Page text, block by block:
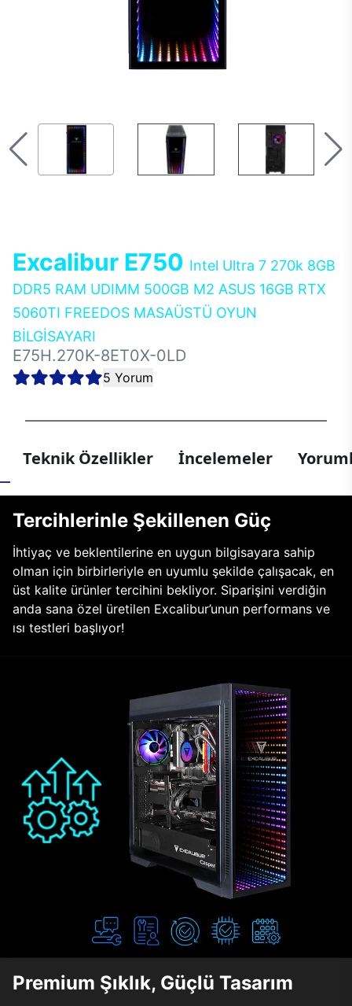
Excalibur E750 Intel Ultra 7 270k 8GB
DDR5 RAM UDIMM 500GB M2 ASUS 16GB RTX
5060TI FREEDOS MASAÜSTÜ OYUN
BİLGİSAYARI
E75H.270K-8ET0X-0LD
5 Yorum
Teknik Özellikler İncelemeler
Tercihlerinle Şekillenen Güç
İhtiyaç ve beklentilerine en uygun bilgisayara sahip
olman için birbirleriyle en uyumlu şekilde çalışacak, en
üst kalite ürünler tercihini bekliyor. Siparişini verdiğin
anda sana özel üretilen Excalibur’unun performans ve
ısı testleri başlıyor!
Premium Şıklık, Güçlü Tasarım